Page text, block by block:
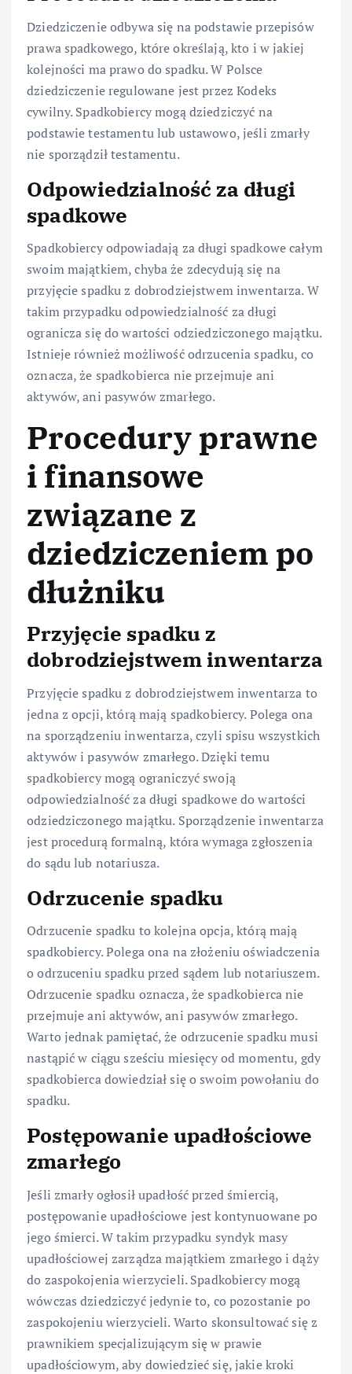
Dziedziczenie odbywa się na podstawie przepisów
prawa spadkowego, które określają, kto i w jakiej
kolejności ma prawo do spadku. W Polsce
dziedziczenie regulowane jest przez Kodeks
cywilny. Spadkobiercy mogą dziedziczyć na
podstawie testamentu lub ustawowo, jeśli zmarły
nie sporządził testamentu.
Odpowiedzialność za długi
spadkowe
Spadkobiercy odpowiadają za długi spadkowe całym
swoim majątkiem, chyba że zdecydują się na
przyjęcie spadku z dobrodziejstwem inwentarza. W
takim przypadku odpowiedzialność za długi
ogranicza się do wartości odziedziczonego majątku.
Istnieje również możliwość odrzucenia spadku, co
oznacza, że spadkobierca nie przejmuje ani
aktywów, ani pasywów zmarłego.
Procedury prawne
i finansowe
związane z
dziedziczeniem po
dłużniku
Przyjęcie spadku z
dobrodziejstwem inwentarza
Przyjęcie spadku z dobrodziejstwem inwentarza to
jedna z opcji, którą mają spadkobiercy. Polega ona
na sporządzeniu inwentarza, czyli spisu wszystkich
aktywów i pasywów zmarłego. Dzięki temu
spadkobiercy mogą ograniczyć swoją
odpowiedzialność za długi spadkowe do wartości
odziedziczonego majątku. Sporządzenie inwentarza
jest procedurą formalną, która wymaga zgłoszenia
do sądu lub notariusza.
Odrzucenie spadku
Odrzucenie spadku to kolejna opcja, którą mają
spadkobiercy. Polega ona na złożeniu oświadczenia
o odrzuceniu spadku przed sądem lub notariuszem.
Odrzucenie spadku oznacza, że spadkobierca nie
przejmuje ani aktywów, ani pasywów zmarłego.
Warto jednak pamiętać, że odrzucenie spadku musi
nastąpić w ciągu sześciu miesięcy od momentu, gdy
spadkobierca dowiedział się o swoim powołaniu do
spadku.
Postępowanie upadłościowe
zmarłego
Jeśli zmarły ogłosił upadłość przed śmiercią,
postępowanie upadłościowe jest kontynuowane po
jego śmierci. W takim przypadku syndyk masy
upadłościowej zarządza majątkiem zmarłego i dąży
do zaspokojenia wierzycieli. Spadkobiercy mogą
wówczas dziedziczyć jedynie to, co pozostanie po
zaspokojeniu wierzycieli. Warto skonsultować się z
prawnikiem specjalizującym się w prawie
upadłościowym, aby dowiedzieć się, jakie kroki